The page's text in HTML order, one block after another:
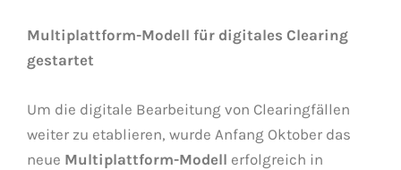
Multiplattform-Modell für digitales Clearing
gestartet
Um die digitale Bearbeitung von Clearingfällen
weiter zu etablieren, wurde Anfang Oktober das
neue Multiplattform-Modell erfolgreich in